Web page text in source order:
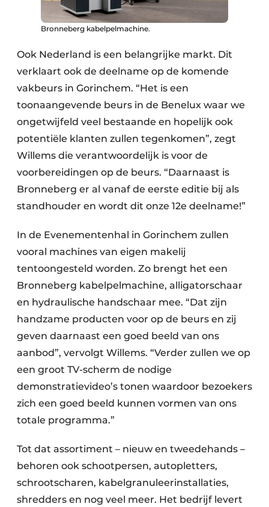
Bronneberg kabelpelmachine.
Ook Nederland is een belangrijke markt. Dit
verklaart ook de deelname op de komende
vakbeurs in Gorinchem. “Het is een
toonaangevende beurs in de Benelux waar we
ongetwijfeld veel bestaande en hopelijk ook
potentiële klanten zullen tegenkomen”, zegt
Willems die verantwoordelijk is voor de
voorbereidingen op de beurs. “Daarnaast is
Bronneberg er al vanaf de eerste editie bij als
standhouder en wordt dit onze 12e deelname!”
In de Evenementenhal in Gorinchem zullen
vooral machines van eigen makelij
tentoongesteld worden. Zo brengt het een
Bronneberg kabelpelmachine, alligatorschaar
en hydraulische handschaar mee. “Dat zijn
handzame producten voor op de beurs en zij
geven daarnaast een goed beeld van ons
aanbod”, vervolgt Willems. “Verder zullen we op
een groot TV-scherm de nodige
demonstratievideo’s tonen waardoor bezoekers
zich een goed beeld kunnen vormen van ons
totale programma.”
Tot dat assortiment – nieuw en tweedehands –
behoren ook schootpersen, autopletters,
schrootscharen, kabelgranuleerinstallaties,
shredders en nog veel meer. Het bedrijf levert